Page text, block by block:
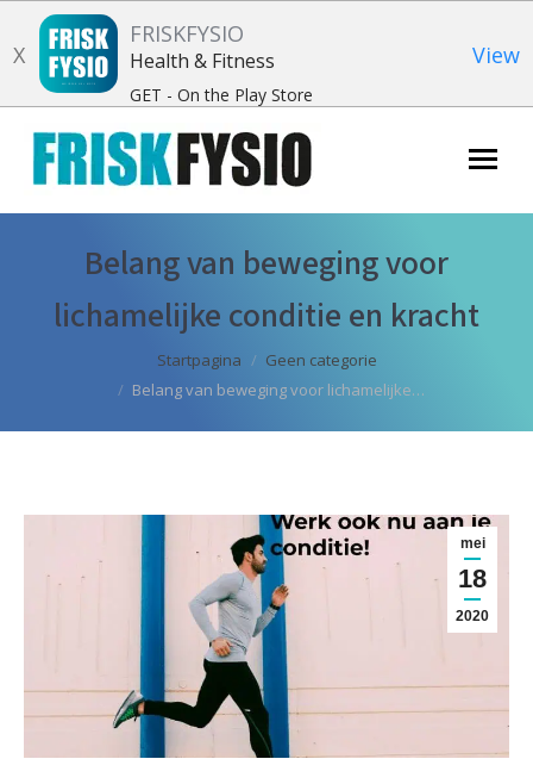
X
FRISKFYSIO
Health & Fitness
GET - On the Play Store
View
Belang van beweging voor
lichamelijke conditie en kracht
Startpagina
Geen categorie
Belang van beweging voor lichamelijke…
mei
18
2020